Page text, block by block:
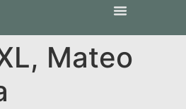
Mateo